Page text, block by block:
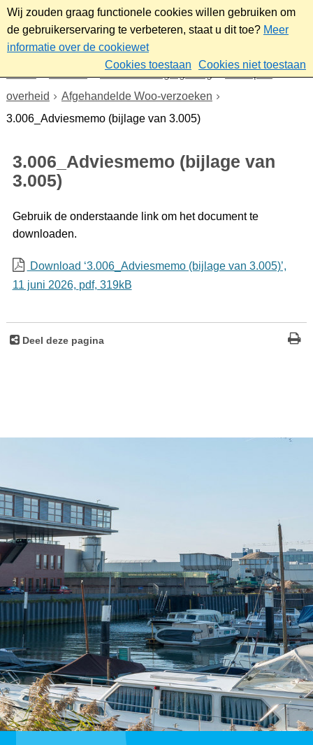
Wij zouden graag functionele cookies willen gebruiken om
de gebruikerservaring te verbeteren, staat u dit toe? Meer
informatie over de cookiewet
Cookies toestaan
Cookies niet toestaan
Beleid- en regelgeving
Wet open
overheid
Afgehandelde Woo-verzoeken
3.006_Adviesmemo (bijlage van 3.005)
3.006_Adviesmemo (bijlage van
3.005)
Gebruik de onderstaande link om het document te
downloaden.
Download ‘3.006_Adviesmemo (bijlage van 3.005)’,
11 juni 2026, pdf, 319kB
Deel deze pagina